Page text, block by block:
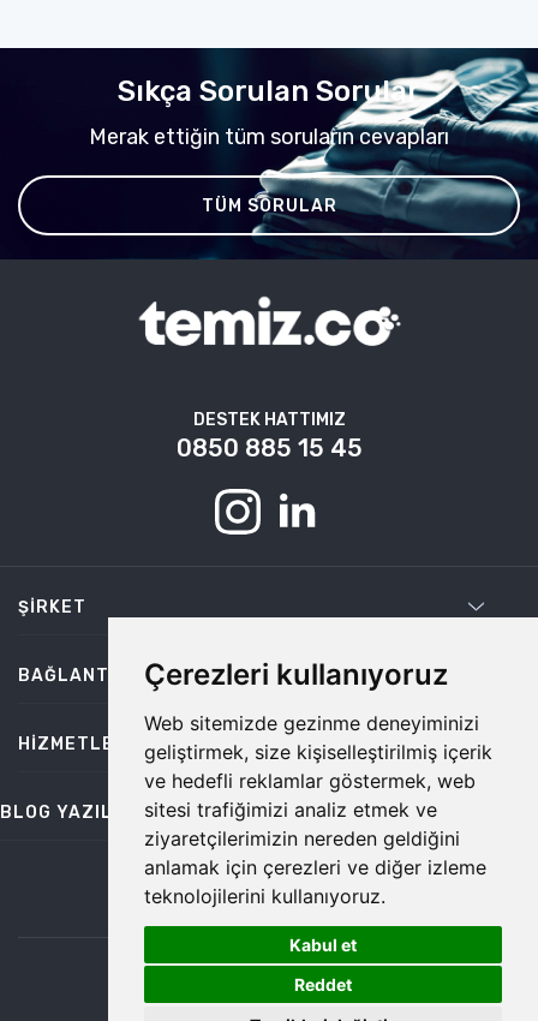
Çerezleri kullanıyoruz
Web sitemizde gezinme deneyiminizi
geliştirmek, size kişiselleştirilmiş içerik
ve hedefli reklamlar göstermek, web
sitesi trafiğimizi analiz etmek ve
ziyaretçilerimizin nereden geldiğini
anlamak için çerezleri ve diğer izleme
teknolojilerini kullanıyoruz.
Kabul et
Reddet
Sıkça Sorulan Sorular
Merak ettiğin tüm soruların cevapları
TÜM SORULAR
DESTEK HATTIMIZ
0850 885 15 45
ŞIRKET
BAĞLANTILAR
HIZMETLER
BLOG YAZILARI
bilgi@temiz.co
©2026 Temiz, Her Hakkı Saklıdır.